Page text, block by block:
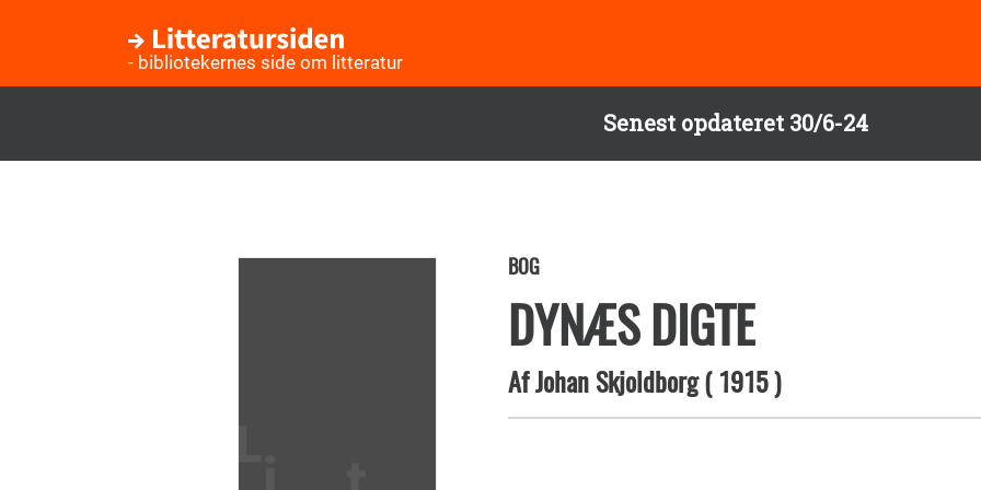
Senest opdateret 30/6-24
- bibliotekernes side om litteratur
BOG
DYNÆS DIGTE
AfJohan Skjoldborg(1915)